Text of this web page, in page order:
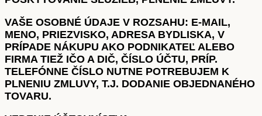
VAŠE OSOBNÉ ÚDAJE V ROZSAHU: E-MAIL,
MENO, PRIEZVISKO, ADRESA BYDLISKA, V
PRÍPADE NÁKUPU AKO PODNIKATEĽ ALEBO
FIRMA TIEŽ IČO A DIČ, ČÍSLO ÚČTU, PRÍP.
TELEFÓNNE ČÍSLO NUTNE POTREBUJEM K
PLNENIU ZMLUVY, T.J. DODANIE OBJEDNANÉHO
TOVARU.